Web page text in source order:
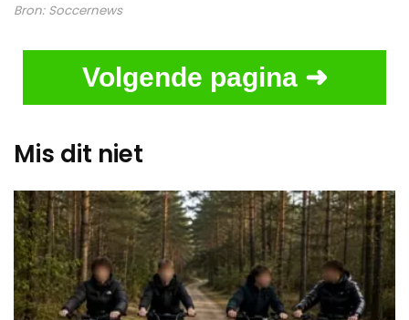
Bron: Soccernews
Volgende pagina ➜
Mis dit niet